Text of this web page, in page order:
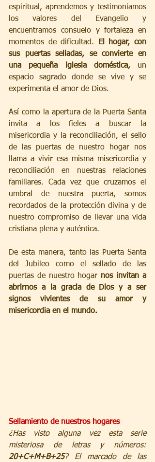
espiritual, aprendemos y testimoniamos
los valores del Evangelio y
encuentramos consuelo y fortaleza en
momentos de dificultad.
El hogar, con
sus puertas selladas, se convierte en
una pequeña iglesia doméstica, un
espacio sagrado donde se vive y se
experimenta el amor de Dios.
Así como la apertura de la Puerta Santa
invita a los fieles a buscar la
misericordia y la reconciliación, el sello
de las puertas de nuestro hogar nos
llama a vivir esa misma misericordia y
reconciliación en nuestras relaciones
familiares. Cada vez que cruzamos el
umbral de nuestra puerta, somos
recordados de la protección divina y de
nuestro compromiso de llevar una vida
cristiana plena y auténtica.
De esta manera, tanto las Puerta Santa
del Jubileo como el sellado de las
puertas de nuestro hogar nos invitan a
abrirnos a la gracia de Dios y a ser
signos vivientes de su amor y
misericordia en el mundo.
Sellamiento de nuestros hogares
¿Has visto alguna vez esta serie
20+C+M+B+25? El marcado de las